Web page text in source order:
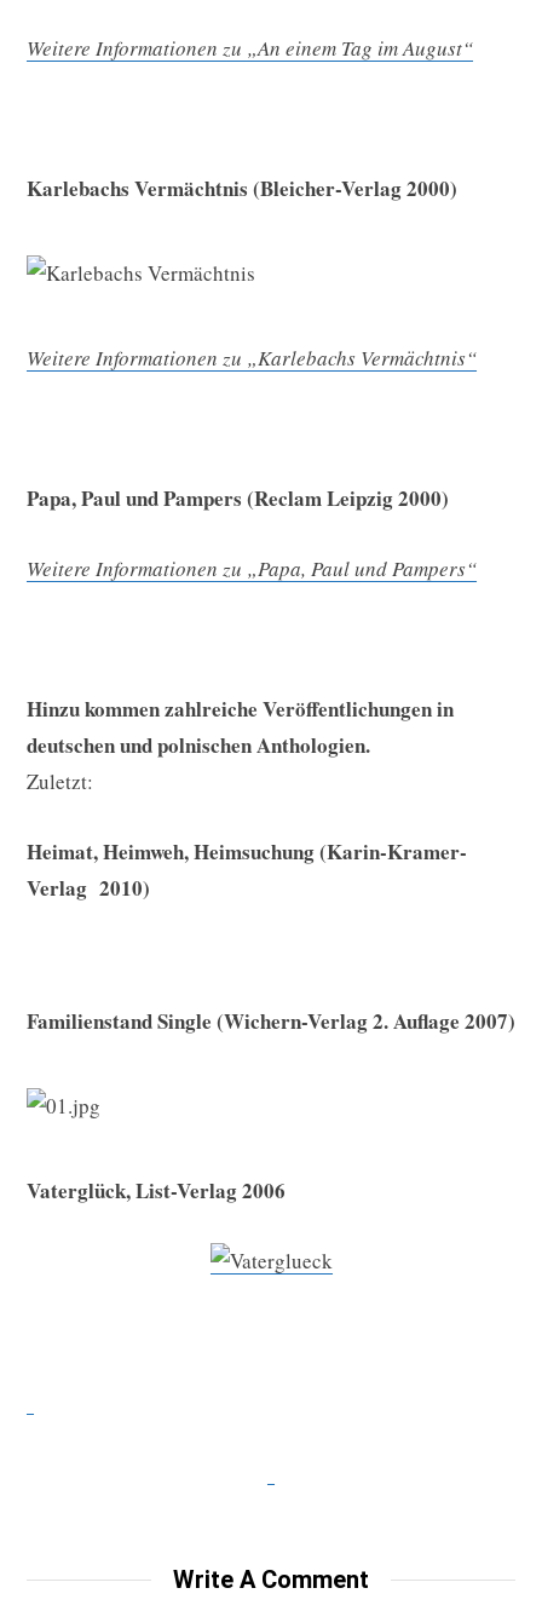
Weitere Informationen zu „An einem Tag im August“
Karlebachs Vermächtnis (Bleicher-Verlag 2000)
Weitere Informationen zu „Karlebachs Vermächtnis“
Papa, Paul und Pampers (Reclam Leipzig 2000)
Weitere Informationen zu „Papa, Paul und Pampers“
Hinzu kommen zahlreiche Veröffentlichungen in
deutschen und polnischen Anthologien.
Zuletzt:
Heimat, Heimweh, Heimsuchung (Karin-Kramer-
Verlag 2010)
Familienstand Single (Wichern-Verlag 2. Auflage 2007)
Vaterglück, List-Verlag 2006
Write A Comment